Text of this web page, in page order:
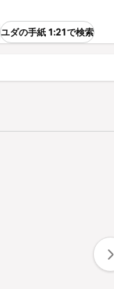
ユダの手紙 1:21で検索